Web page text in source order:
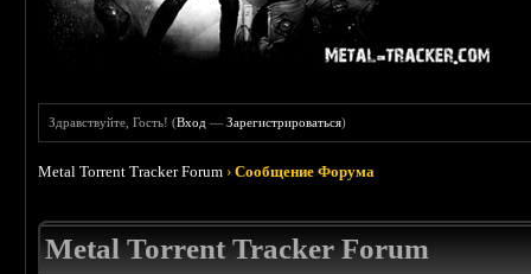
Здравствуйте, Гость! (Вход —Зарегистрироваться)
Metal Torrent Tracker Forum ›Сообщение Форума
Metal Torrent Tracker Forum